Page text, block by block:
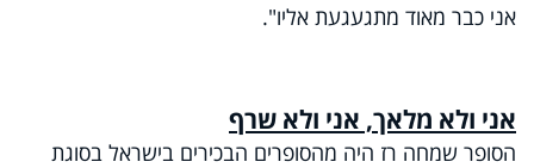
אני כבר מאוד מתגעגעת אליו".
אני ולא מלאך, אני ולא שרף
הסופר שמחה רז היה מהסופרים הבכירים בישראל בסוגת